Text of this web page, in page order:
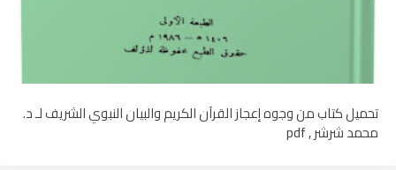
تحميل كتاب من وجوه إعجاز القرآن الكريم والبيان النبوي الشريف لـ د.
محمد شرشر , pdf